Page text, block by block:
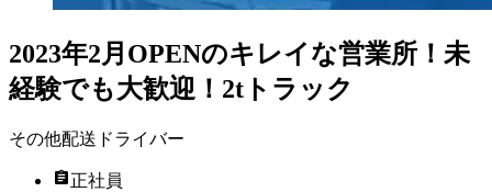
2023年2月OPENのキレイな営業所！未
経験でも大歓迎！2tトラック
その他配送ドライバー
正社員